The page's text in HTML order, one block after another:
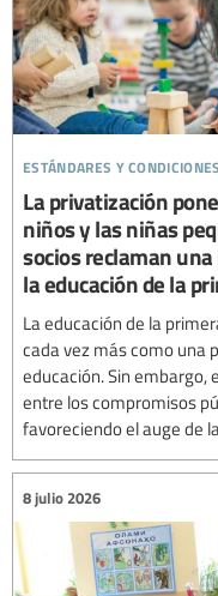
estándares y
La privatización
niños y las niñas
socios reclaman
la educación de la
La educación de la
cada vez más como una
educación. Sin embargo,
entre los compromisos
favoreciendo el auge de
8 julio 2026